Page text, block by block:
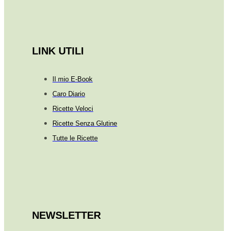
LINK UTILI
Il mio E-Book
Caro Diario
Ricette Veloci
Ricette Senza Glutine
Tutte le Ricette
NEWSLETTER